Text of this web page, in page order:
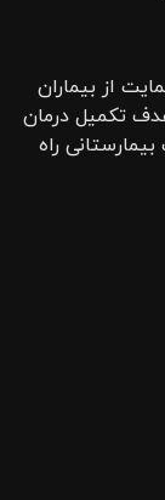
از بیماران
تکمیل درمان
به سرطان، با ظرفیت ۲۰۰ تخت بیمارستانی راه